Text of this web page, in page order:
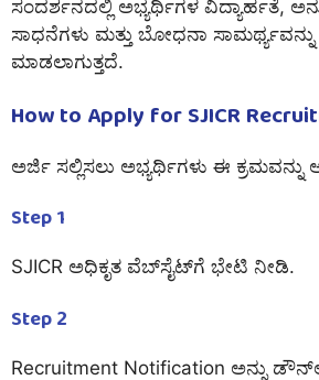
ಸಂದರ್ಶನದಲ್ಲಿ ಅಭ್ಯರ್ಥಿಗಳ ವಿದ್ಯಾರ್ಹತೆ,
ಸಾಧನೆಗಳು ಮತ್ತು ಬೋಧನಾ
ಮಾಡಲಾಗುತ್ತದೆ.
How to Apply for SJICR
ಅರ್ಜಿ ಸಲ್ಲಿಸಲು ಅಭ್ಯರ್ಥಿಗಳು ಈ ಕ್ರಮವನ್ನು
Step 1
SJICR ಅಧಿಕೃತ ವೆಬ್‌ಸೈಟ್‌ಗೆ ಭೇಟಿ ನೀಡಿ.
Step 2
Recruitment Notification ಅನ್ನು